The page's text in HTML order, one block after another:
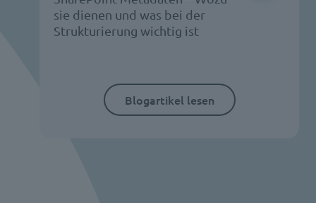
sie dienen und was bei der
Strukturierung wichtig ist
Blogartikel lesen